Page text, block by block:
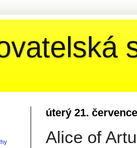
úterý 21.
Alice of